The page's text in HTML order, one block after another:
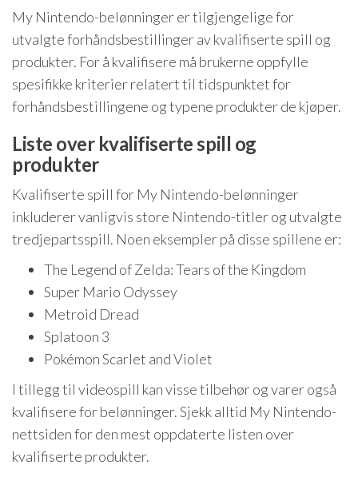
My Nintendo-belønninger er tilgjengelige for
utvalgte forhåndsbestillinger av kvalifiserte spill og
produkter. For å kvalifisere må brukerne oppfylle
spesifikke kriterier relatert til tidspunktet for
forhåndsbestillingene og typene produkter de kjøper.
Liste over kvalifiserte spill og
produkter
Kvalifiserte spill for My Nintendo-belønninger
inkluderer vanligvis store Nintendo-titler og utvalgte
tredjepartsspill. Noen eksempler på disse spillene er:
The Legend of Zelda: Tears of the Kingdom
Super Mario Odyssey
Metroid Dread
Splatoon 3
Pokémon Scarlet and Violet
I tillegg til videospill kan visse tilbehør og varer også
kvalifisere for belønninger. Sjekk alltid My Nintendo-
nettsiden for den mest oppdaterte listen over
kvalifiserte produkter.